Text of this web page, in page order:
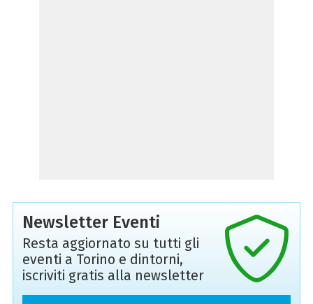
Newsletter Eventi
Resta aggiornato su tutti gli
eventi a Torino e dintorni,
iscriviti gratis alla newsletter